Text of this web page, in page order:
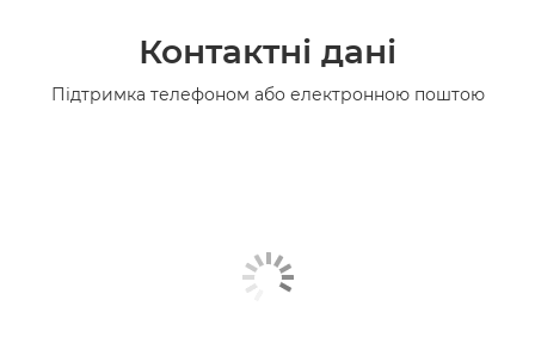
Контактні дані
Підтримка телефоном або електронною поштою